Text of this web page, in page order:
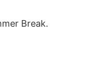
Break.